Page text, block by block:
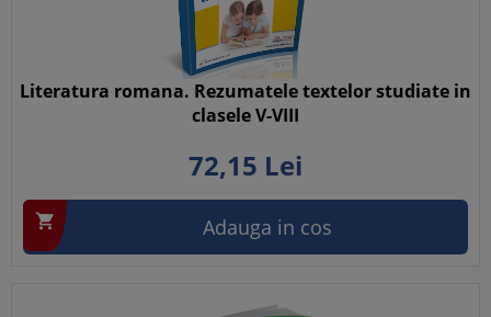
Literatura romana. Rezumatele textelor studiate in
clasele V-VIII
72,15 Lei
 Adauga in cos